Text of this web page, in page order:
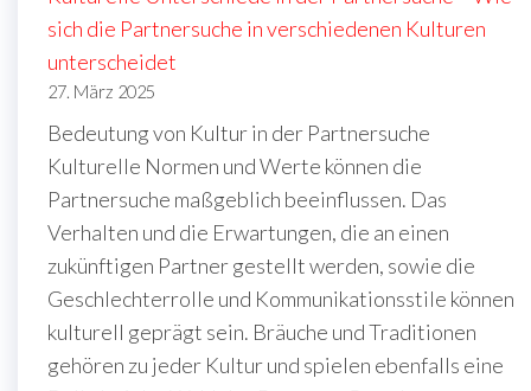
sich die Partnersuche in verschiedenen Kulturen
unterscheidet
27. März 2025
Bedeutung von Kultur in der Partnersuche
Kulturelle Normen und Werte können die
Partnersuche maßgeblich beeinflussen. Das
Verhalten und die Erwartungen, die an einen
zukünftigen Partner gestellt werden, sowie die
Geschlechterrolle und Kommunikationsstile können
kulturell geprägt sein. Bräuche und Traditionen
gehören zu jeder Kultur und spielen ebenfalls eine